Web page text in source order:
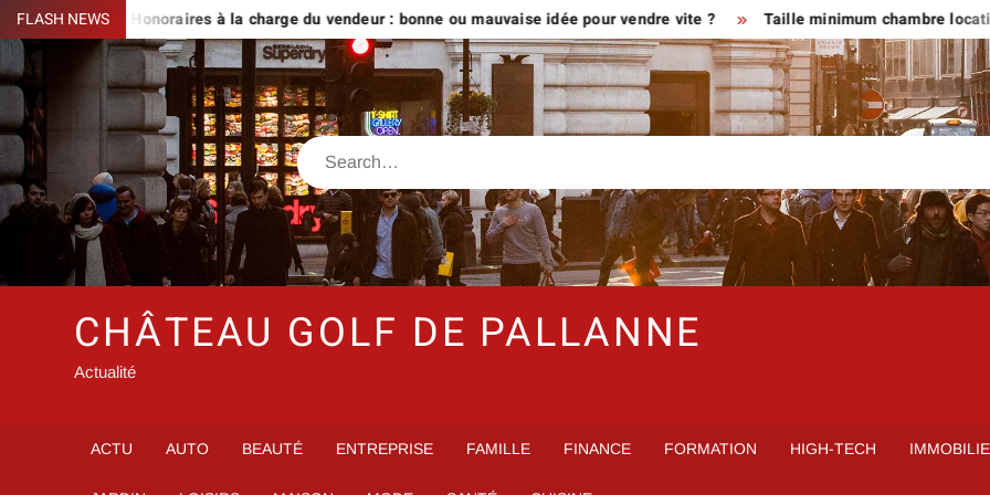
Skip
to
content
FLASH NEWSHonoraires à la charge du vendeur : bonne ou mauvaise idée pour vendre vite ? Taille minimum chambre location en
Search
CHÂTEAU GOLF DE PALLANNE
Actualité
ACTU AUTO BEAUTÉ ENTREPRISE FAMILLE FINANCE FORMATION HIGH-TECH